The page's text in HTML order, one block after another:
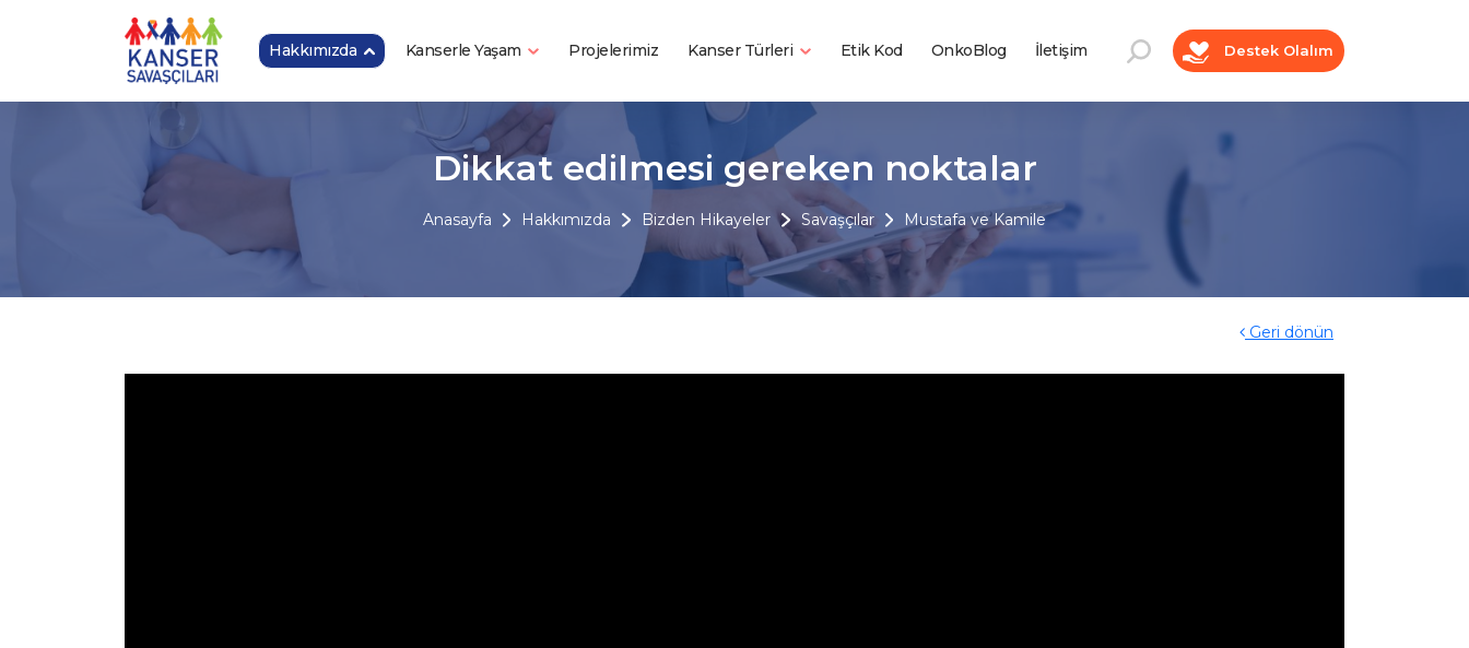
Hakkımızda Kanserle Yaşam Projelerimiz Kanser Türleri Etik Kod OnkoBlog İletişim Destek Olalım
Dikkat edilmesi gereken noktalar
Anasayfa Hakkımızda Bizden Hikayeler Savaşçılar Mustafa ve Kamile
Geri dönün